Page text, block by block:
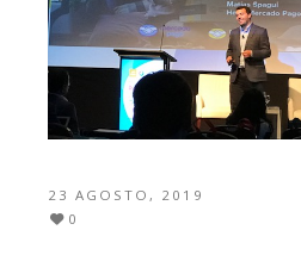
23 AGOSTO, 2019
0